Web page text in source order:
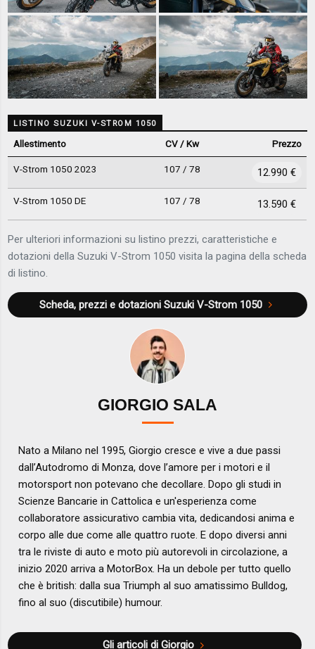
LISTINO SUZUKI V-STROM 1050
Allestimento CV / Kw Prezzo
V-Strom 1050 2023 107 / 78 12.990 €
V-Strom 1050 DE 107 / 78 13.590 €
Per ulteriori informazioni su listino prezzi, caratteristiche e
dotazioni della Suzuki V-Strom 1050 visita la pagina della scheda
di listino.
Scheda, prezzi e dotazioniSuzuki V-Strom 1050
GIORGIO SALA
Nato a Milano nel 1995, Giorgio cresce e vive a due passi
dall’Autodromo di Monza, dove l’amore per i motori e il
motorsport non potevano che decollare. Dopo gli studi in
Scienze Bancarie in Cattolica e un'esperienza come
collaboratore assicurativo cambia vita, dedicandosi anima e
corpo alle due come alle quattro ruote. E dopo diversi anni
tra le riviste di auto e moto più autorevoli in circolazione, a
inizio 2020 arriva a MotorBox. Ha un debole per tutto quello
che è british: dalla sua Triumph al suo amatissimo Bulldog,
fino al suo (discutibile) humour.
Gli articoli di Giorgio